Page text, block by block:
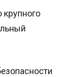
крупного